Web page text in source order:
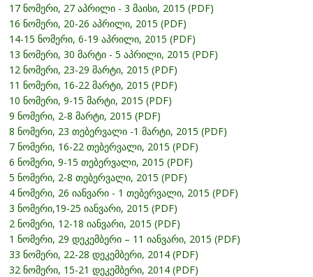
17 ნომერი, 27 აპრილი - 3 მაისი, 2015 (PDF)
16 ნომერი, 20-26 აპრილი, 2015 (PDF)
14-15 ნომერი, 6-19 აპრილი, 2015 (PDF)
13 ნომერი, 30 მარტი - 5 აპრილი, 2015 (PDF)
12 ნომერი, 23-29 მარტი, 2015 (PDF)
11 ნომერი, 16-22 მარტი, 2015 (PDF)
10 ნომერი, 9-15 მარტი, 2015 (PDF)
9 ნომერი, 2-8 მარტი, 2015 (PDF)
8 ნომერი, 23 თებერვალი -1 მარტი, 2015 (PDF)
7 ნომერი, 16-22 თებერვალი, 2015 (PDF)
6 ნომერი, 9-15 თებერვალი, 2015 (PDF)
5 ნომერი, 2-8 თებერვალი, 2015 (PDF)
4 ნომერი, 26 იანვარი - 1 თებერვალი, 2015 (PDF)
3 ნომერი,19-25 იანვარი, 2015 (PDF)
2 ნომერი, 12-18 იანვარი, 2015 (PDF)
1 ნომერი, 29 დეკემბერი – 11 იანვარი, 2015 (PDF)
33 ნომერი, 22-28 დეკემბერი, 2014 (PDF)
32 ნომერი, 15-21 დეკემბერი, 2014 (PDF)